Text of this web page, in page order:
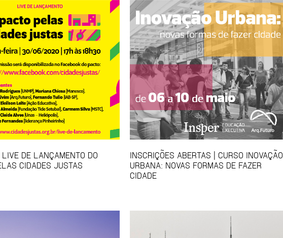
DE LANÇAMENTO DO
CIDADES JUSTAS
INSCRIÇÕES ABERTAS | CURSO INOVAÇÃO
URBANA: NOVAS FORMAS DE FAZER
CIDADE